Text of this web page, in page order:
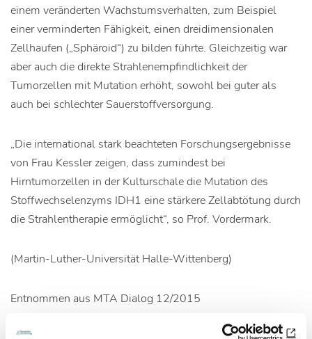
einem veränderten Wachstumsverhalten, zum Beispiel
einer verminderten Fähigkeit, einen dreidimensionalen
Zellhaufen („Sphäroid“) zu bilden führte. Gleichzeitig war
aber auch die direkte Strahlenempfindlichkeit der
Tumorzellen mit Mutation erhöht, sowohl bei guter als
auch bei schlechter Sauerstoffversorgung.
„Die international stark beachteten Forschungsergebnisse
von Frau Kessler zeigen, dass zumindest bei
Hirntumorzellen in der Kulturschale die Mutation des
Stoffwechselenzyms IDH1 eine stärkere Zellabtötung durch
die Strahlentherapie ermöglicht“, so Prof. Vordermark.
(Martin-Luther-Universität Halle-Wittenberg)
Entnommen aus MTA Dialog 12/2015